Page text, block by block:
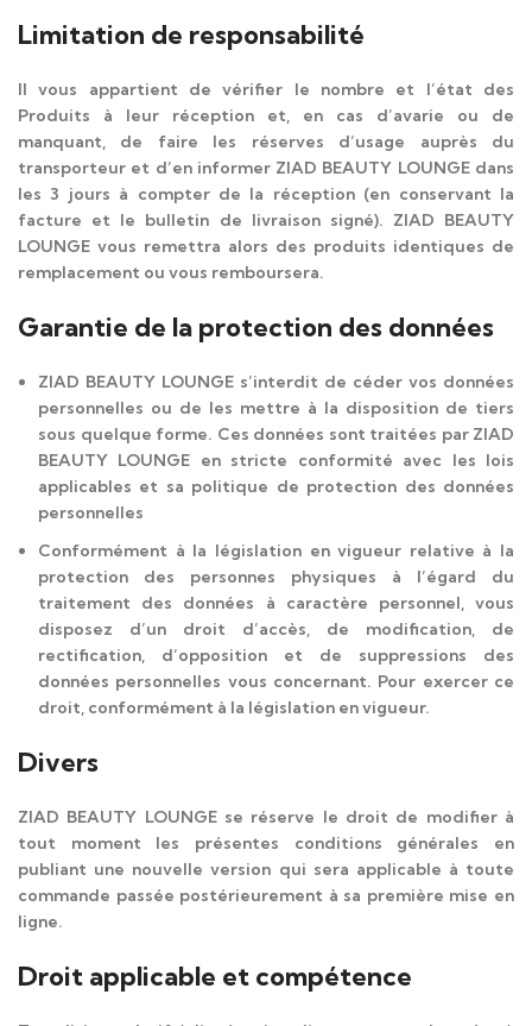
Limitation de responsabilité
Il vous appartient de vérifier le nombre et l’état des
Produits à leur réception et, en cas d’avarie ou de
manquant, de faire les réserves d’usage auprès du
transporteur et d’en informer ZIAD BEAUTY LOUNGE dans
les 3 jours à compter de la réception (en conservant la
facture et le bulletin de livraison signé). ZIAD BEAUTY
LOUNGE vous remettra alors des produits identiques de
remplacement ou vous remboursera.
Garantie de la protection des données
ZIAD BEAUTY LOUNGE s’interdit de céder vos données
personnelles ou de les mettre à la disposition de tiers
sous quelque forme. Ces données sont traitées par ZIAD
BEAUTY LOUNGE en stricte conformité avec les lois
applicables et sa politique de protection des données
personnelles
Conformément à la législation en vigueur relative à la
protection des personnes physiques à l’égard du
traitement des données à caractère personnel, vous
disposez d’un droit d’accès, de modification, de
rectification, d’opposition et de suppressions des
données personnelles vous concernant. Pour exercer ce
droit, conformément à la législation en vigueur.
Divers
ZIAD BEAUTY LOUNGE se réserve le droit de modifier à
tout moment les présentes conditions générales en
publiant une nouvelle version qui sera applicable à toute
commande passée postérieurement à sa première mise en
ligne.
Droit applicable et compétence